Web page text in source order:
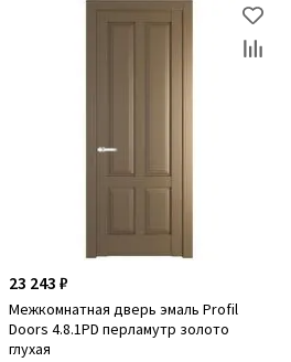
23 243 ₽
Межкомнатная дверь эмаль Profil
Doors 4.8.1PD перламутр золото
глухая